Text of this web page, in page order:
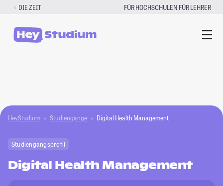
Zum
springen
DIE ZEIT FÜR HOCHSCHULEN|FÜR LEHRER
HeyStudium Studiengänge Digital Health Management
Studiengangsprofil
Digital Health Management